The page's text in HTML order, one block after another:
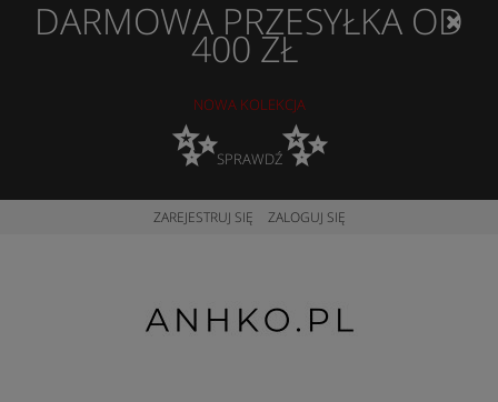
DARMOWA PRZESYŁKA OD
400 ZŁ
NOWA KOLEKCJA
✨SPRAWDŹ✨
ZAREJESTRUJ SIĘ ZALOGUJ SIĘ